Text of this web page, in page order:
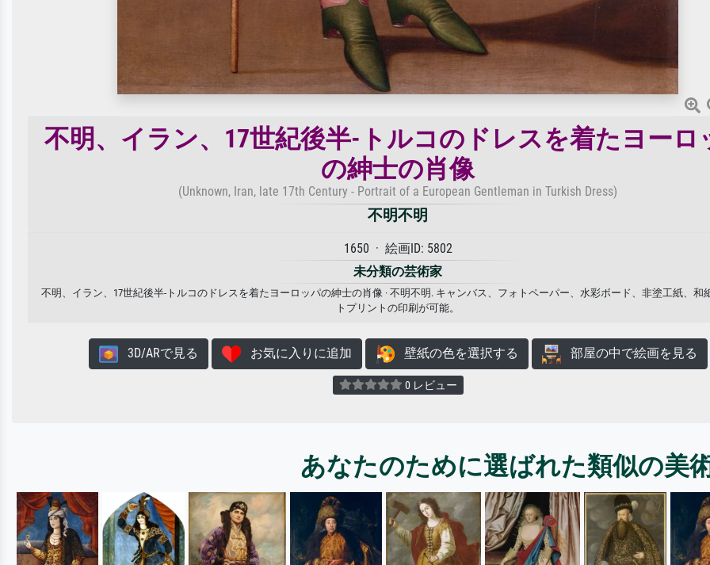
不明、イラン、17世紀後半-トルコのドレスを着たヨーロ
の紳士の肖像
(Unknown, Iran, late 17th Century - Portrait of a European Gentleman in Turkish Dress)
不明不明
1650 · 絵画ID: 5802
未分類の芸術家
不明、イラン、17世紀後半-トルコのドレスを着たヨーロッパの紳士の肖像 · 不明不明. キャンバス、フォトペーパー、水彩ボード、非塗工紙、和
トプリントの印刷が可能。
3D/ARで見る お気に入りに追加 壁紙の色を選択する 部屋の中で絵画を見る
0 レビュー
あなたのために選ばれた類似の美